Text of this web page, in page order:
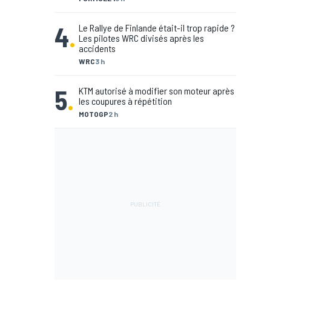
4.
WRC3 h
Le Rallye de Finlande était-il trop rapide ?
Les pilotes WRC divisés après les
accidents
5. MOTOGP2 h
KTM autorisé à modifier son moteur après
les coupures à répétition